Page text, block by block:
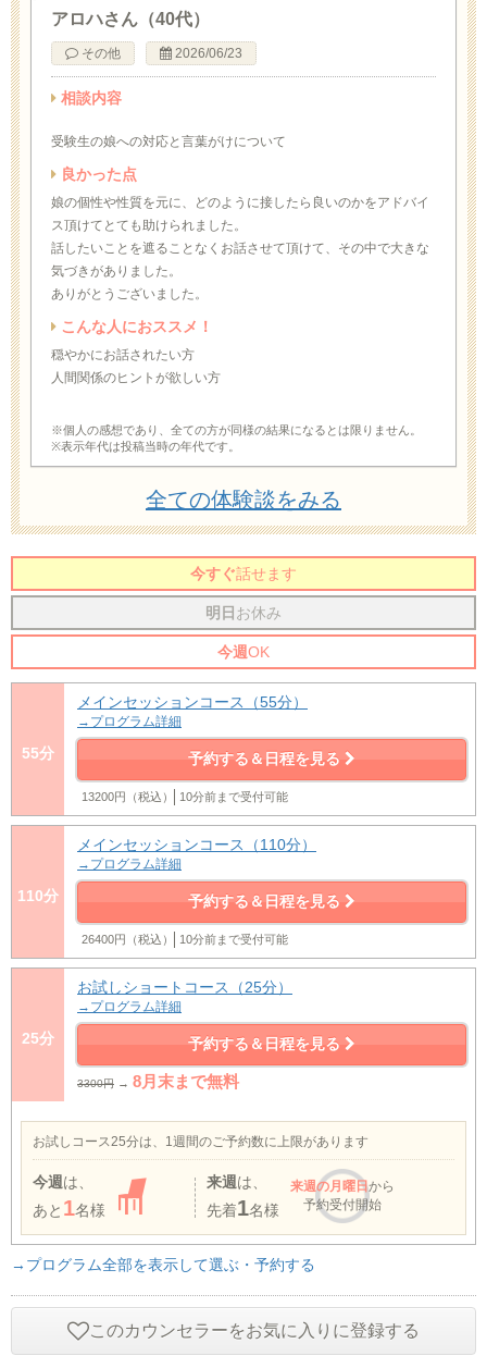
アロハさん（40代）
その他 2026/06/23
相談内容
受験生の娘への対応と言葉がけについて
良かった点
娘の個性や性質を元に、どのように接したら良いのかをアドバイ
ス頂けてとても助けられました。
話したいことを遮ることなくお話させて頂けて、その中で大きな
気づきがありました。
ありがとうございました。
こんな人におススメ！
穏やかにお話されたい方
人間関係のヒントが欲しい方
※個人の感想であり、全ての方が同様の結果になるとは限りません。
※表示年代は投稿当時の年代です。
全ての体験談をみる
今すぐ話せます
明日 お休み
今週OK
55分
メインセッションコース（55分）
→プログラム詳細
予約する＆日程を見る
13200円（税込） 10分前まで受付可能
110分
メインセッションコース（110分）
→プログラム詳細
予約する＆日程を見る
26400円（税込） 10分前まで受付可能
25分
お試しショートコース（25分）
→プログラム詳細
予約する＆日程を見る
3300円 → 8月末まで無料
お試しコース25分は、1週間のご予約数に上限があります
今週 は、
あと 1名様
来週 は、
先着1名様
来週の月曜日から
予約受付開始
→プログラム全部を表示して選ぶ・予約する
このカウンセラーをお気に入りに登録する